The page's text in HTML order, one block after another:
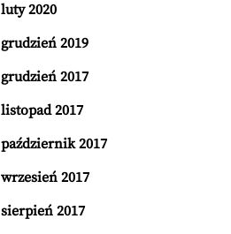
luty 2020
grudzień 2019
grudzień 2017
listopad 2017
październik 2017
wrzesień 2017
sierpień 2017